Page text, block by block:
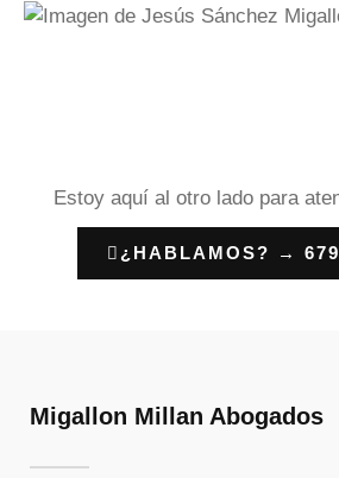
Estoy aquí al otro lado para
¿HABLAMOS? →
Migallon Millan Abogados